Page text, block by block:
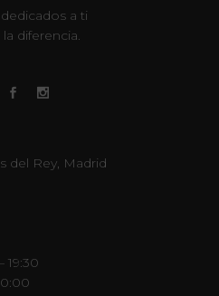
a ti
diferencia.
del Rey, Madrid
19:30